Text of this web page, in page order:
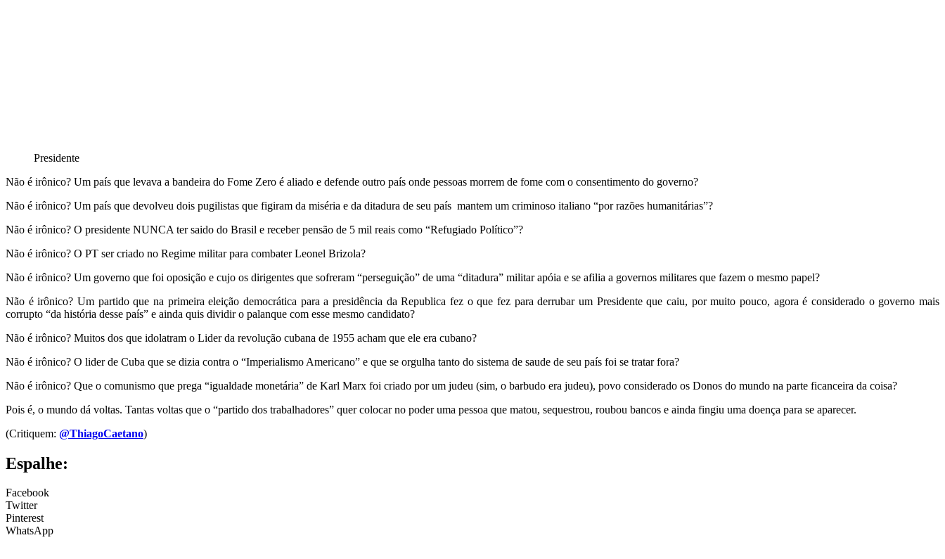
Presidente
Não é irônico? Um país que levava a bandeira do Fome Zero é aliado e defende outro país onde pessoas morrem de fome com o consentimento do governo?
Não é irônico? Um país que devolveu dois pugilistas que figiram da miséria e da ditadura de seu país mantem um criminoso italiano “por razões humanitárias”?
Não é irônico? O presidente NUNCA ter saido do Brasil e receber pensão de 5 mil reais como “Refugiado Político”?
Não é irônico? O PT ser criado no Regime militar para combater Leonel Brizola?
Não é irônico? Um governo que foi oposição e cujo os dirigentes que sofreram “perseguição” de uma “ditadura” militar apóia e se afilia a governos militares que fazem o mesmo papel?
Não é irônico? Um partido que na primeira eleição democrática para a presidência da Republica fez o que fez para derrubar um Presidente que caiu, por muito pouco, agora é considerado o governo mais
corrupto “da história desse país” e ainda quis dividir o palanque com esse mesmo candidato?
Não é irônico? Muitos dos que idolatram o Lider da revolução cubana de 1955 acham que ele era cubano?
Não é irônico? O lider de Cuba que se dizia contra o “Imperialismo Americano” e que se orgulha tanto do sistema de saude de seu país foi se tratar fora?
Não é irônico? Que o comunismo que prega “igualdade monetária” de Karl Marx foi criado por um judeu (sim, o barbudo era judeu), povo considerado os Donos do mundo na parte ficanceira da coisa?
Pois é, o mundo dá voltas. Tantas voltas que o “partido dos trabalhadores” quer colocar no poder uma pessoa que matou, sequestrou, roubou bancos e ainda fingiu uma doença para se aparecer.
(Critiquem: @ThiagoCaetano)
Espalhe:
Facebook
Twitter
Pinterest
WhatsApp